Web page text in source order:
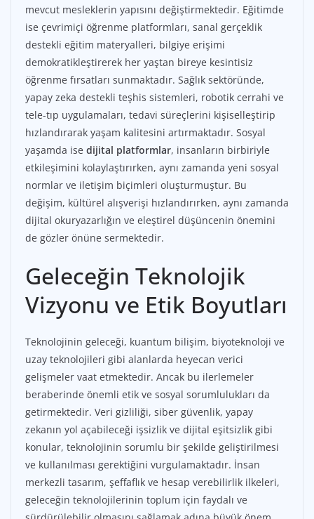
mevcut mesleklerin yapısını değiştirmektedir. Eğitimde
ise çevrimiçi öğrenme platformları, sanal gerçeklik
destekli eğitim materyalleri, bilgiye erişimi
demokratikleştirerek her yaştan bireye kesintisiz
öğrenme fırsatları sunmaktadır. Sağlık sektöründe,
yapay zeka destekli teşhis sistemleri, robotik cerrahi ve
tele-tıp uygulamaları, tedavi süreçlerini kişiselleştirip
hızlandırarak yaşam kalitesini artırmaktadır. Sosyal
yaşamda ise dijital platformlar, insanların birbiriyle
etkileşimini kolaylaştırırken, aynı zamanda yeni sosyal
normlar ve iletişim biçimleri oluşturmuştur. Bu
değişim, kültürel alışverişi hızlandırırken, aynı zamanda
dijital okuryazarlığın ve eleştirel düşüncenin önemini
de gözler önüne sermektedir.
Geleceğin Teknolojik
Vizyonu ve Etik Boyutları
Teknolojinin geleceği, kuantum bilişim, biyoteknoloji ve
uzay teknolojileri gibi alanlarda heyecan verici
gelişmeler vaat etmektedir. Ancak bu ilerlemeler
beraberinde önemli etik ve sosyal sorumlulukları da
getirmektedir. Veri gizliliği, siber güvenlik, yapay
zekanın yol açabileceği işsizlik ve dijital eşitsizlik gibi
konular, teknolojinin sorumlu bir şekilde geliştirilmesi
ve kullanılması gerektiğini vurgulamaktadır. İnsan
merkezli tasarım, şeffaflık ve hesap verebilirlik ilkeleri,
geleceğin teknolojilerinin toplum için faydalı ve